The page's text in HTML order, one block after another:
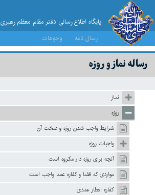
پایگاه اطلاع رسانی دفتر مقام معظم رهبری
ارسال نامه
وجوهات
رساله نماز و روزه
نماز
روزه
شرایط واجب شدن روزه و صحّت آن
واجبات روزه
آنچه برای روزه دار مکروه است
مواردی که قضا و کفاره عمد واجب است
کفاره افطار عمدی